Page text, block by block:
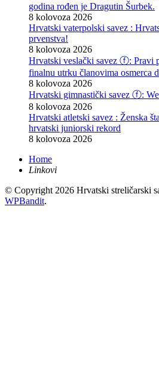
godina rođen je Dragutin Šurbek.
8 kolovoza 2026
Hrvatski vaterpolski savez :
prvenstva!
8 kolovoza 2026
Hrvatski veslački savez ⓕ: Pravi
finalnu utrku članovima osmerca
8 kolovoza 2026
Hrvatski gimnastički savez ⓕ:
8 kolovoza 2026
Hrvatski atletski savez : Ženska
hrvatski juniorski rekord
8 kolovoza 2026
Home
Linkovi
© Copyright 2026 Hrvatski streličarski
WPBandit.